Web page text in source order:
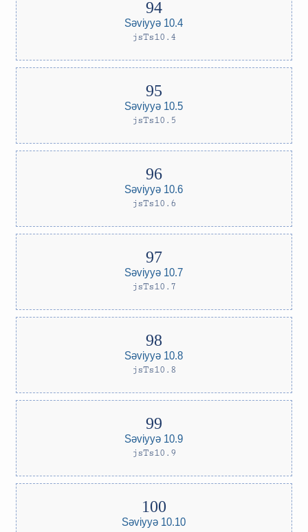
Səviyyə 10.4
jsTs10.4
Səviyyə 10.5
jsTs10.5
Səviyyə 10.6
jsTs10.6
Səviyyə 10.7
jsTs10.7
Səviyyə 10.8
jsTs10.8
Səviyyə 10.9
jsTs10.9
Səviyyə 10.10